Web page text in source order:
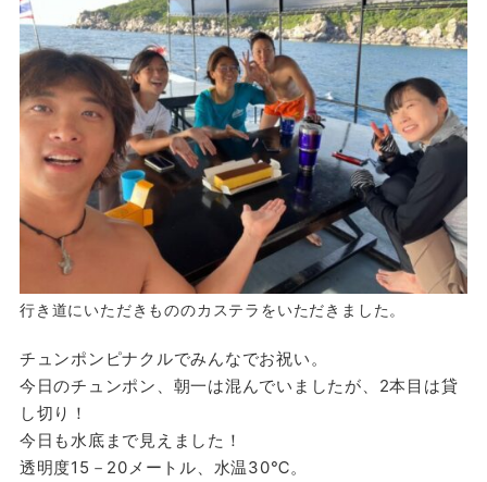
行き道にいただきもののカステラをいただきました。
チュンポンピナクルでみんなでお祝い。
今日のチュンポン、朝一は混んでいましたが、2本目は貸
し切り！
今日も水底まで見えました！
透明度15－20メートル、水温30℃。